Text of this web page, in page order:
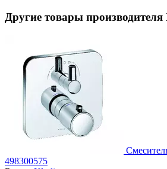
Другие товары
498300575